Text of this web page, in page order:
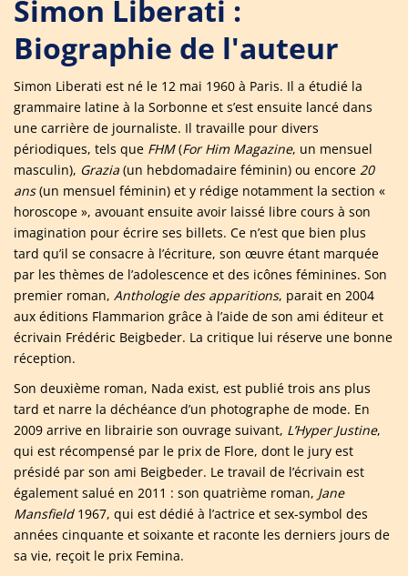
Simon Liberati :
Biographie de l'auteur
Simon Liberati est né le 12 mai 1960 à Paris. Il a étudié la
grammaire latine à la Sorbonne et s’est ensuite lancé dans
une carrière de journaliste. Il travaille pour divers
périodiques, tels que FHM(For Him Magazine, un mensuel
masculin), Grazia (un hebdomadaire féminin) ou encore 20
ans(un mensuel féminin) et y rédige notamment la section «
horoscope », avouant ensuite avoir laissé libre cours à son
imagination pour écrire ses billets. Ce n’est que bien plus
tard qu’il se consacre à l’écriture, son œuvre étant marquée
par les thèmes de l’adolescence et des icônes féminines. Son
premier roman, Anthologie des apparitions, parait en 2004
aux éditions Flammarion grâce à l’aide de son ami éditeur et
écrivain Frédéric Beigbeder. La critique lui réserve une bonne
réception.
Son deuxième roman, Nada exist, est publié trois ans plus
tard et narre la déchéance d’un photographe de mode. En
2009 arrive en librairie son ouvrage suivant, L’Hyper Justine,
qui est récompensé par le prix de Flore, dont le jury est
présidé par son ami Beigbeder. Le travail de l’écrivain est
également salué en 2011 : son quatrième roman, Jane
Mansfield1967, qui est dédié à l’actrice et sex-symbol des
années cinquante et soixante et raconte les derniers jours de
sa vie, reçoit le prix Femina.